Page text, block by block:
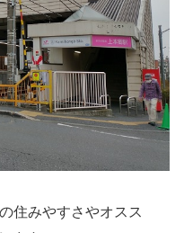
住みやすさやオスス